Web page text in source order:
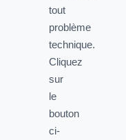
tout
problème
technique.
Cliquez
sur
le
bouton
ci-